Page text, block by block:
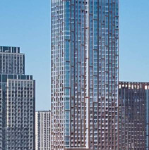
Прямая продажа от
площадью 3.5 кв.м. на -3-м
[#5980904#]
Где находится